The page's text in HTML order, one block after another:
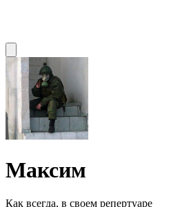
Максим
Как всегда, в своем репертуаре